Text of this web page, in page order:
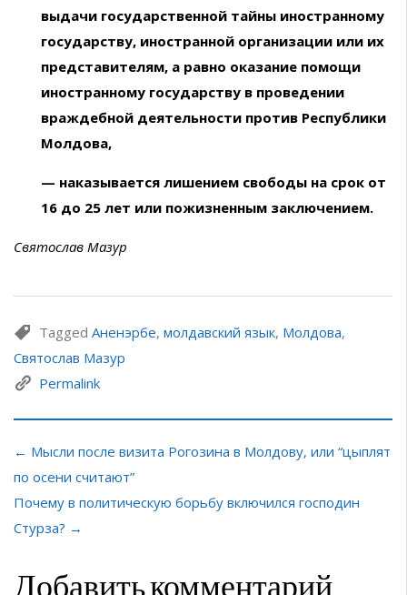
выдачи государственной тайны иностранному
государству, иностранной организации или их
представителям, а равно оказание помощи
иностранному государству в проведении
враждебной деятельности против Республики
Молдова,
— наказывается лишением свободы на срок от
16 до 25 лет или пожизненным заключением.
Святослав Мазур
Tagged Аненэрбе, молдавский язык, Молдова,
Святослав Мазур
Permalink
← Мысли после визита Рогозина в Молдову, или “цыплят
по осени считают”
Почему в политическую борьбу включился господин
Стурза? →
Добавить комментарий